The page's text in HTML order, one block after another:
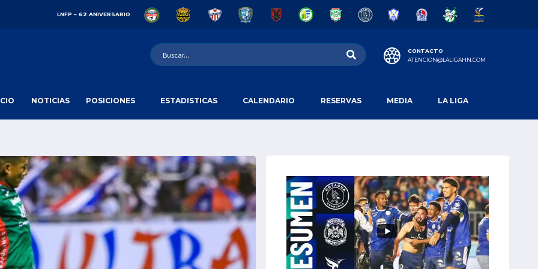
LNFP – 62 ANIVERSARIO
CONTACTO
ATENCION@LALIGAHN.COM
NOTICIAS POSICIONES ESTADISTICAS CALENDARIO RESERVAS MEDIA LA LIGA